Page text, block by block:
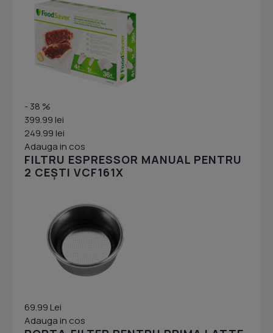
- 38 %
399.99 lei
249.99 lei
Adauga in cos
FILTRU ESPRESSOR MANUAL PENTRU
2 CEȘTI VCF161X
69.99 Lei
Adauga in cos